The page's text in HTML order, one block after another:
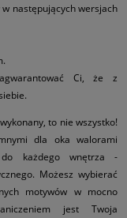
następujących wersjach
Ci, że z
to nie wszystko!
dla oka walorami
każdego wnętrza -
Możesz wybierać
motywów w mocno
jest Twoja